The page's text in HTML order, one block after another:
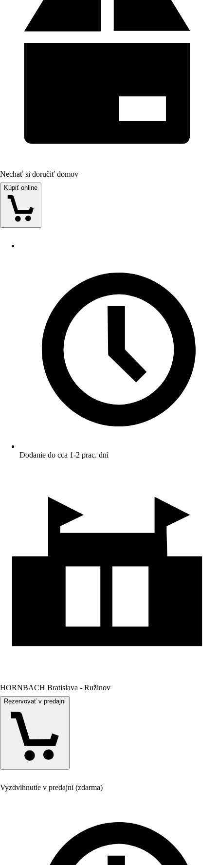
Nechať si doručiť domov
Kúpiť online
Dodanie do cca 1-2 prac. dní
HORNBACH Bratislava - Ružinov
Rezervovať v predajni
Vyzdvihnutie v predajni (zdarma)